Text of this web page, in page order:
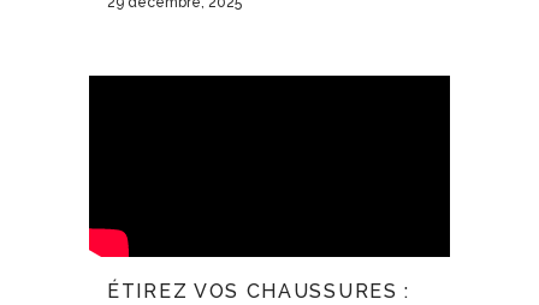
ÉTIREZ VOS CHAUSSURES :